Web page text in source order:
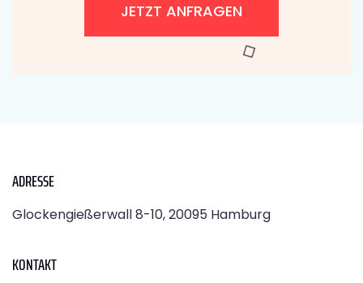
JETZT ANFRAGEN
ADRESSE
Glockengießerwall 8-10, 20095 Hamburg
KONTAKT